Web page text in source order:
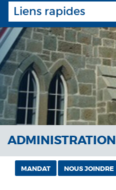
Liens rapides
ADMINISTRATION
MANDAT NOUS JOINDRE